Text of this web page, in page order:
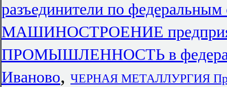
разъединители по
МАШИНОСТРОЕНИЕ
ПРОМЫШЛЕННОСТЬ в
Иваново, ЧЕРНАЯ МЕТАЛЛУРГИЯ